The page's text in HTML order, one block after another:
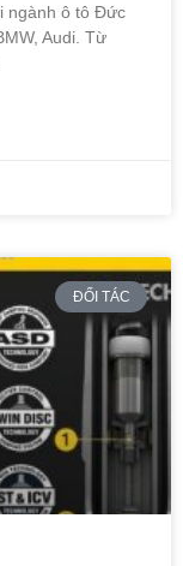
ngành ô tô Đức
Audi. Từ
ĐỐI TÁC